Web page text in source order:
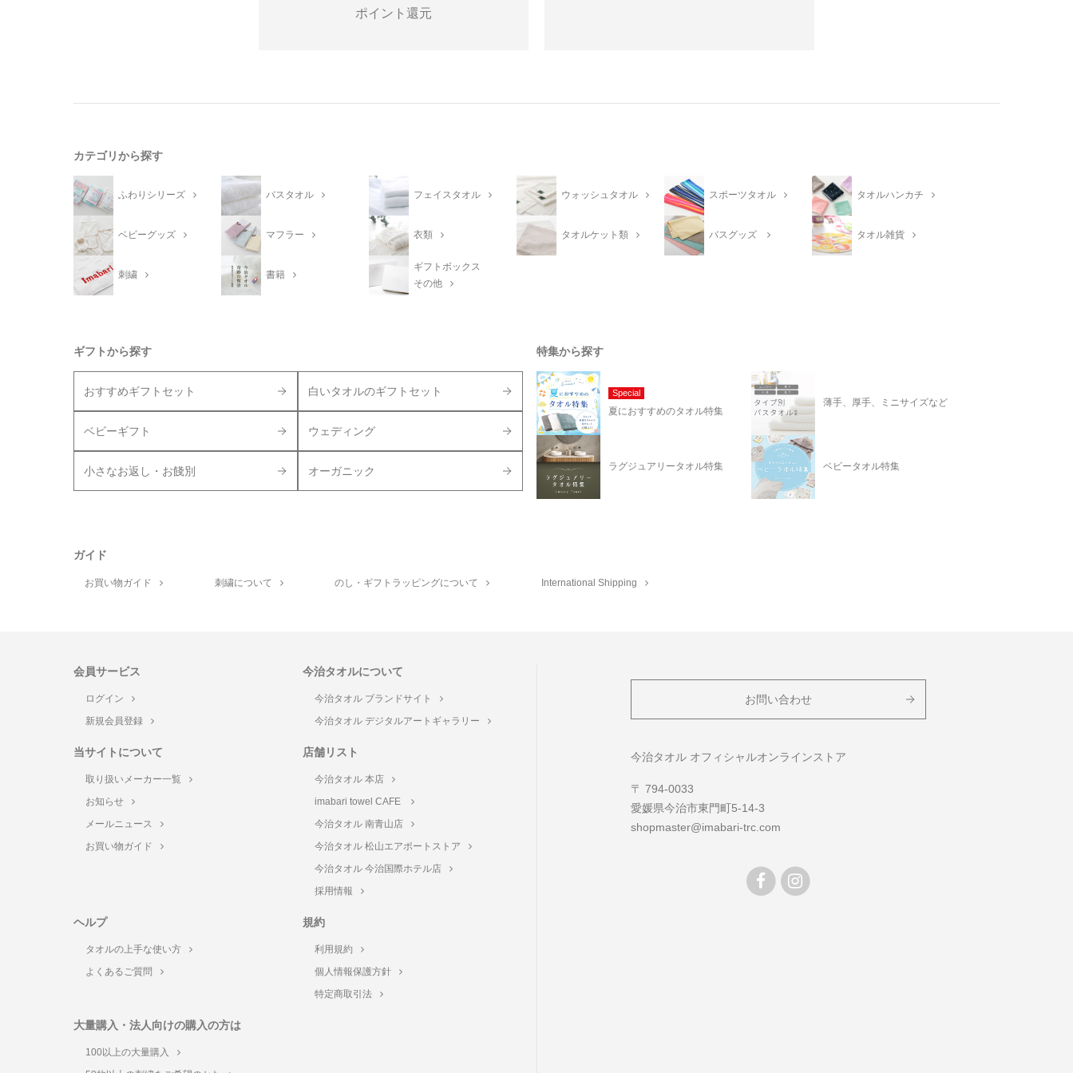
ポイント還元
カテゴリから探す
ふわりシリーズ バスタオル フェイスタオル ウォッシュタオル スポーツタオル タオルハンカチ
ベビーグッズ マフラー 衣類 タオルケット類 バスグッズ タオル雑貨
刺繍 書籍
ギフトボックス
その他
ギフトから探す
おすすめギフトセット 白いタオルのギフトセット
ベビーギフト ウェディング
小さなお返し・お餞別 オーガニック
特集から探す
Special
夏におすすめのタオル特集
薄手、厚手、ミニサイズなど
ラグジュアリータオル特集 ベビータオル特集
ガイド
お買い物ガイド 刺繍について のし・ギフトラッピングについて International Shipping
会員サービス
ログイン
新規会員登録
今治タオルについて
今治タオル ブランドサイト
今治タオル デジタルアートギャラリー
当サイトについて
取り扱いメーカー一覧
お知らせ
メールニュース
お買い物ガイド
店舗リスト
今治タオル 本店
imabari towel CAFE
今治タオル 南青山店
今治タオル 松山エアポートストア
今治タオル 今治国際ホテル店
採用情報
ヘルプ
タオルの上手な使い方
よくあるご質問
規約
利用規約
個人情報保護方針
特定商取引法
大量購入・法人向けの購入の方は
100以上の大量購入
お問い合わせ
今治タオル オフィシャルオンラインストア
〒 794-0033
愛媛県今治市東門町5-14-3
shopmaster@imabari-trc.com